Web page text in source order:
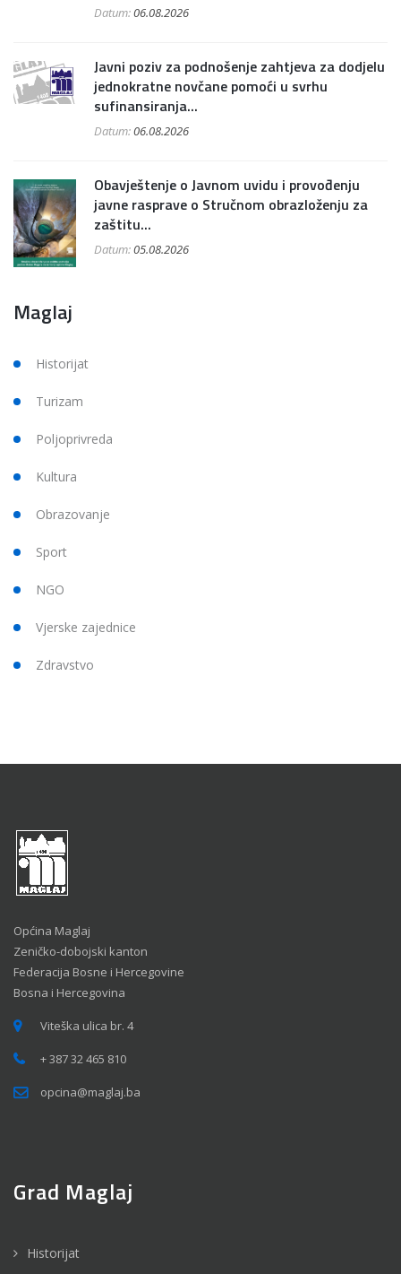
Datum:06.08.2026
Javni poziv za podnošenje zahtjeva za dodjelu
jednokratne novčane pomoći u svrhu
sufinansiranja...
Datum:06.08.2026
Obavještenje o Javnom uvidu i provođenju
javne rasprave o Stručnom obrazloženju za
zaštitu...
Datum:05.08.2026
Maglaj
Historijat
Turizam
Poljoprivreda
Kultura
Obrazovanje
Sport
NGO
Vjerske zajednice
Zdravstvo
Općina Maglaj
Zeničko-dobojski kanton
Federacija Bosne i Hercegovine
Bosna i Hercegovina
Viteška ulica br. 4
+ 387 32 465 810
opcina@maglaj.ba
Grad Maglaj
Historijat